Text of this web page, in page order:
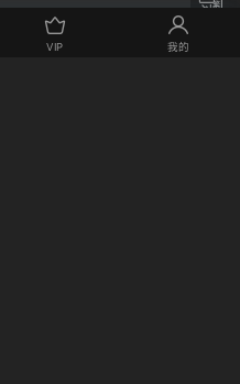
屏幕，就能看到...
VIP 我的